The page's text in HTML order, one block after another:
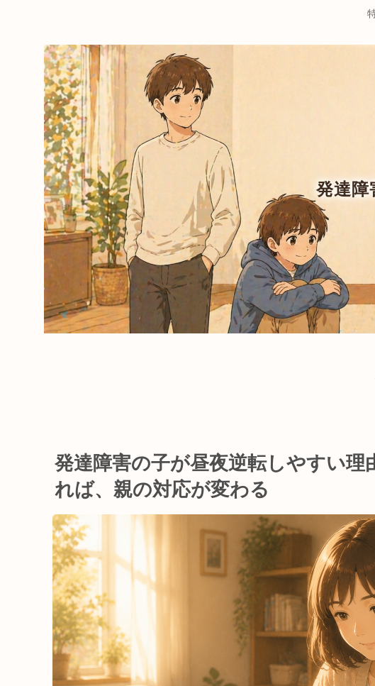
発達障害の子が昼夜逆転しやすい
れば、親の対応が変わる